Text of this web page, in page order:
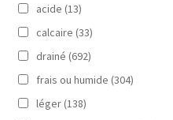
acide (13)
calcaire (33)
drainé (692)
frais ou humide (304)
léger (138)